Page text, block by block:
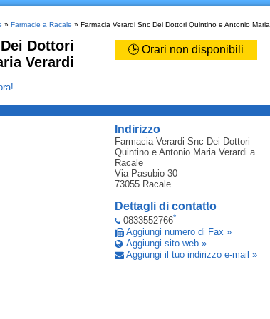
» Farmacie a Racale » Farmacia Verardi Snc Dei Dottori Quintino e Antonio Maria
Dottori
Verardi
🕒 Orari non disponibili
Indirizzo
Farmacia Verardi Snc Dei Dottori
Quintino e Antonio Maria Verardi a
Racale
Via Pasubio 30
73055 Racale
Dettagli di contatto
0833552766*
Aggiungi numero di Fax »
Aggiungi sito web »
Aggiungi il tuo indirizzo e-mail »